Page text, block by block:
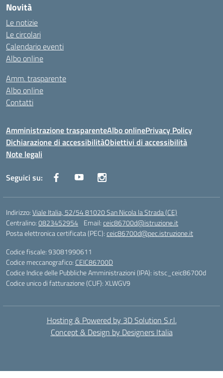
Novità
Le notizie
Le circolari
Calendario eventi
Albo online
Amm. trasparente
Albo online
Contatti
Amministrazione trasparenteAlbo onlinePrivacy Policy
Dichiarazione di accessibilitàObiettivi di accessibilità
Note legali
Seguici su:
Indirizzo:Viale Italia, 52/54 81020 San Nicola la Strada (CE)
Centralino:0823452954 Email:ceic86700d@istruzione.it
Posta elettronica certificata (PEC):ceic86700d@pec.istruzione.it
Codice fiscale: 93081990611
Codice meccanografico: CEIC86700D
Codice Indice delle Pubbliche Amministrazioni (IPA): istsc_ceic86700d
Codice unico di fatturazione (CUF): XLWGV9
Hosting & Powered by 3D Solution S.r.l.
Concept & Design by Designers Italia